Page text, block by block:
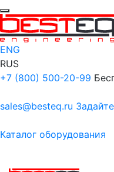
ENG
RUS
+7 (800) 500-20-99
sales@besteq.ru
Каталог оборудования